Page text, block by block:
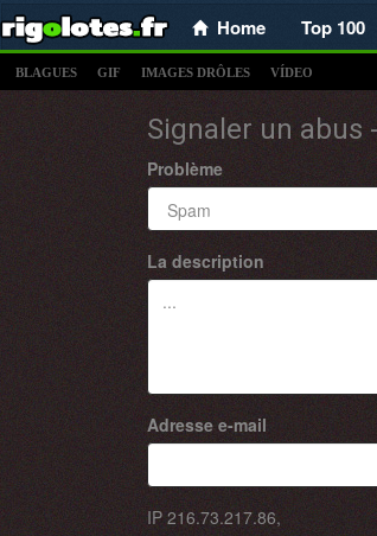
Home Top 100
BLAGUES GIF IMAGES DRÔLES VÍDEO
Signaler un abus
Problème
La description
Adresse e-mail
IP 216.73.217.86,